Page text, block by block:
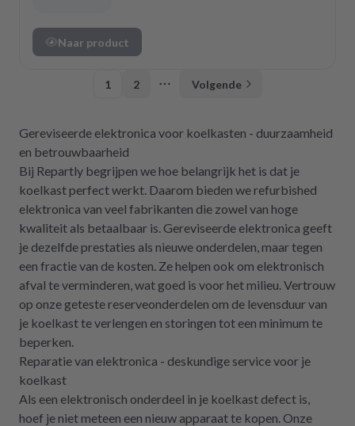
Naar product
1 2
More pages
Volgende
Gereviseerde elektronica voor koelkasten - duurzaamheid
en betrouwbaarheid
Bij Repartly begrijpen we hoe belangrijk het is dat je
koelkast perfect werkt. Daarom bieden we refurbished
elektronica van veel fabrikanten die zowel van hoge
kwaliteit als betaalbaar is. Gereviseerde elektronica geeft
je dezelfde prestaties als nieuwe onderdelen, maar tegen
een fractie van de kosten. Ze helpen ook om elektronisch
afval te verminderen, wat goed is voor het milieu. Vertrouw
op onze geteste reserveonderdelen om de levensduur van
je koelkast te verlengen en storingen tot een minimum te
beperken.
Reparatie van elektronica - deskundige service voor je
koelkast
Als een elektronisch onderdeel in je koelkast defect is,
hoef je niet meteen een nieuw apparaat te kopen. Onze